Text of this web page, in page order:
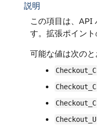
説明
この項目は、API
す。拡張ポイントの
可能な値は次のとお